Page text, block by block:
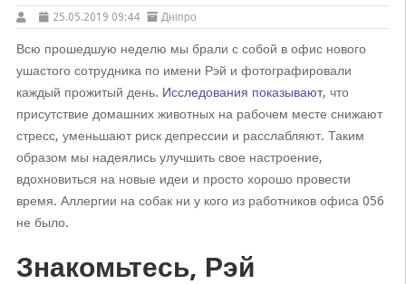
25.05.2019 09:44 Дніпро
Всю прошедшую неделю мы брали с собой в офис нового
ушастого сотрудника по имени Рэй и фотографировали
каждый прожитый день. Исследования показывают, что
присутствие домашних животных на рабочем месте снижают
стресс, уменьшают риск депрессии и расслабляют. Таким
образом мы надеялись улучшить свое настроение,
вдохновиться на новые идеи и просто хорошо провести
время. Аллергии на собак ни у кого из работников офиса 056
не было.
Знакомьтесь, Рэй